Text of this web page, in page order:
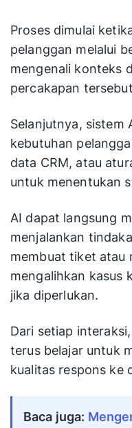
Proses dimulai
pelanggan melalui
mengenali konteks
percakapan
Selanjutnya, sistem
kebutuhan
data CRM, atau
untuk menentukan
AI dapat langsung
menjalankan
membuat tiket atau
mengalihkan kasus
jika diperlukan.
Dari setiap interaksi,
terus belajar untuk
kualitas respons ke
Baca juga: